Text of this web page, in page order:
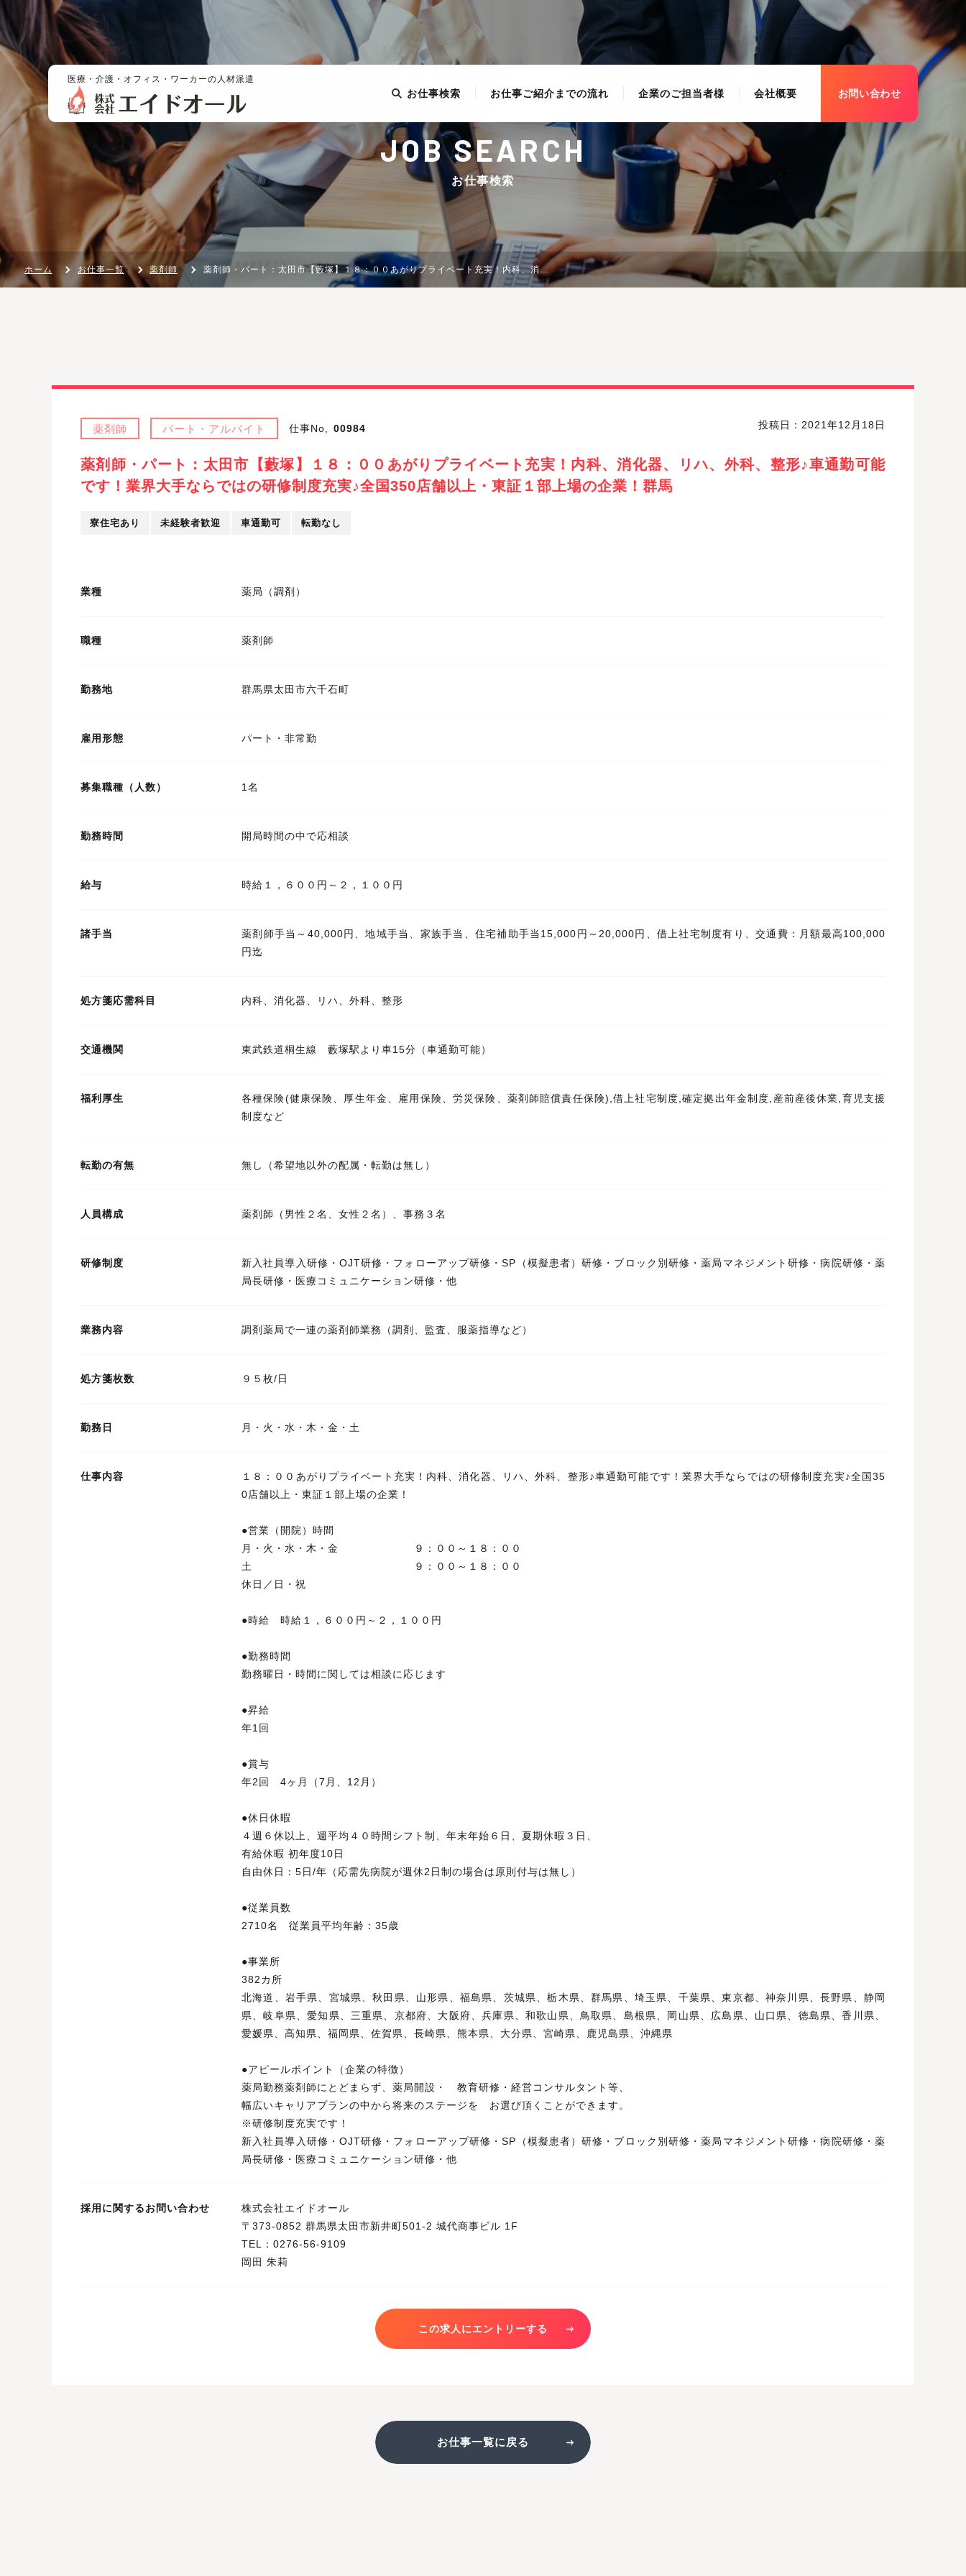
医療・介護・オフィス・ワーカーの人材派遣
お仕事検索 お仕事ご紹介までの流れ 企業のご担当者様 会社概要 お問い合わせ
JOB SEARCH
お仕事検索
ホーム > お仕事一覧> 薬剤師> 薬剤師・パート：太田市【藪塚】１８：００あがりプライベート充実！内科、消化器、リハ、外科、整形♪車通勤可能です！業界大手ならではの研修制度充実♪全国350店舗以上・東証１部上場の企業！群馬
薬剤師 パート・アルバイト 仕事No, 00984 投稿日：2021年12月18日
薬剤師・パート：太田市【藪塚】１８：００あがりプライベート充実！内科、消化器、リハ、外科、整形♪車通勤可能
です！業界大手ならではの研修制度充実♪全国350店舗以上・東証１部上場の企業！群馬
寮住宅あり 未経験者歓迎 車通勤可 転勤なし
業種 薬局（調剤）
職種 薬剤師
勤務地 群馬県太田市六千石町
雇用形態 パート・非常勤
募集職種（人数） 1名
勤務時間 開局時間の中で応相談
給与 時給１，６００円～２，１００円
諸手当
薬剤師手当～40,000円、地域手当、家族手当、住宅補助手当15,000円～20,000円、借上社宅制度有り、交通費：月額最高100,000
円迄
処方箋応需科目 内科、消化器、リハ、外科、整形
交通機関 東武鉄道桐生線 藪塚駅より車15分（車通勤可能）
福利厚生
各種保険(健康保険、厚生年金、雇用保険、労災保険、薬剤師賠償責任保険),借上社宅制度,確定拠出年金制度,産前産後休業,育児支援
制度など
転勤の有無 無し（希望地以外の配属・転勤は無し）
人員構成 薬剤師（男性２名、女性２名）、事務３名
研修制度
新入社員導入研修・OJT研修・フォローアップ研修・SP（模擬患者）研修・ブロック別研修・薬局マネジメント研修・病院研修・薬
局長研修・医療コミュニケーション研修・他
業務内容 調剤薬局で一連の薬剤師業務（調剤、監査、服薬指導など）
処方箋枚数 ９５枚/日
勤務日 月・火・水・木・金・土
仕事内容
１８：００あがりプライベート充実！内科、消化器、リハ、外科、整形♪車通勤可能です！業界大手ならではの研修制度充実♪全国35
0店舗以上・東証１部上場の企業！
●営業（開院）時間
月・火・水・木・金 ９：００～１８：００
土 ９：００～１８：００
休日／日・祝
●時給 時給１，６００円～２，１００円
●勤務時間
勤務曜日・時間に関しては相談に応じます
●昇給
年1回
●賞与
年2回 4ヶ月（7月、12月）
●休日休暇
４週６休以上、週平均４０時間シフト制、年末年始６日、夏期休暇３日、
有給休暇 初年度10日
自由休日：5日/年（応需先病院が週休2日制の場合は原則付与は無し）
●従業員数
2710名 従業員平均年齢：35歳
●事業所
382カ所
北海道、岩手県、宮城県、秋田県、山形県、福島県、茨城県、栃木県、群馬県、埼玉県、千葉県、東京都、神奈川県、長野県、静岡
県、岐阜県、愛知県、三重県、京都府、大阪府、兵庫県、和歌山県、鳥取県、島根県、岡山県、広島県、山口県、徳島県、香川県、
愛媛県、高知県、福岡県、佐賀県、長崎県、熊本県、大分県、宮崎県、鹿児島県、沖縄県
●アピールポイント（企業の特徴）
薬局勤務薬剤師にとどまらず、薬局開設・ 教育研修・経営コンサルタント等、
幅広いキャリアプランの中から将来のステージを お選び頂くことができます。
※研修制度充実です！
新入社員導入研修・OJT研修・フォローアップ研修・SP（模擬患者）研修・ブロック別研修・薬局マネジメント研修・病院研修・薬
局長研修・医療コミュニケーション研修・他
採用に関するお問い合わせ
株式会社エイドオール
〒373-0852 群馬県太田市新井町501-2 城代商事ビル 1F
TEL：0276-56-9109
岡田 朱莉
この求人にエントリーする
お仕事一覧に戻る